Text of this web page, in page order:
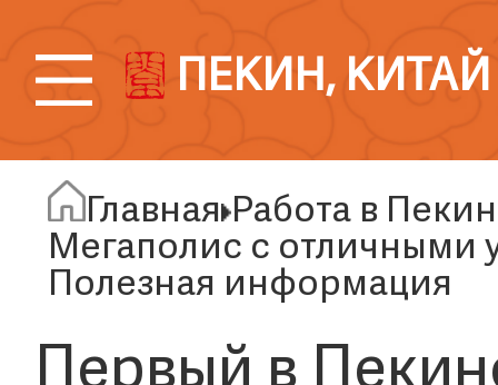
ПЕКИН, КИТАЙ
Главная Работа в
Мегаполис с отличными
Полезная информация